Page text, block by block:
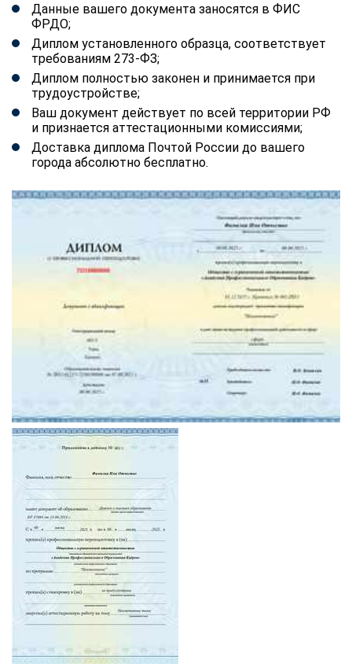
Данные вашего документа заносятся в ФИС
ФРДО;
Диплом установленного образца, соответствует
требованиям 273-ФЗ;
Диплом полностью законен и принимается при
трудоустройстве;
Ваш документ действует по всей территории РФ
и признается аттестационными комиссиями;
Доставка диплома Почтой России до вашего
города абсолютно бесплатно.